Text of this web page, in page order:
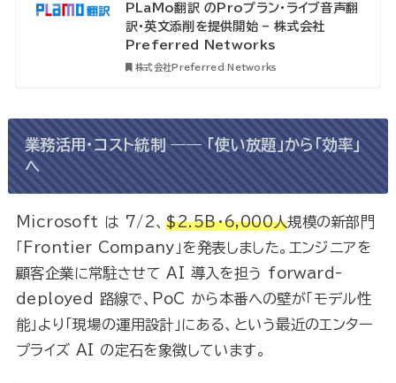
PLaMo翻訳 のProプラン・ライブ音声翻
訳・英文添削を提供開始 – 株式会社
Preferred Networks
株式会社Preferred Networks
業務活用・コスト統制 —— 「使い放題」から「効率」
へ
Microsoft は 7/2、 $2.5B・6,000人規模の新部門
「Frontier Company」を発表しました。エンジニアを
顧客企業に常駐させて AI 導入を担う forward-
deployed 路線で、PoC から本番への壁が「モデル性
能」より「現場の運用設計」にある、という最近のエンター
プライズ AI の定石を象徴しています。